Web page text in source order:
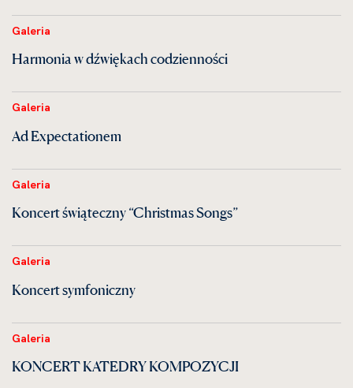
Galeria
Harmonia w dźwiękach codzienności
Galeria
Ad Expectationem
Galeria
Koncert świąteczny “Christmas Songs”
Galeria
Koncert symfoniczny
Galeria
KONCERT KATEDRY KOMPOZYCJI